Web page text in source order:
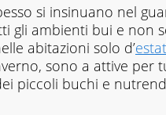
si insinuano nel
gli ambienti bui e non
abitazioni solo d’
sono a attive per
piccoli buchi e